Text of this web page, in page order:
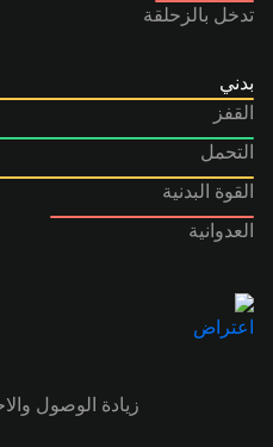
تدخل بالزحلقة
بدني
القفز
التحمل
القوة البدنية
العدوانية
زيادة الوصول